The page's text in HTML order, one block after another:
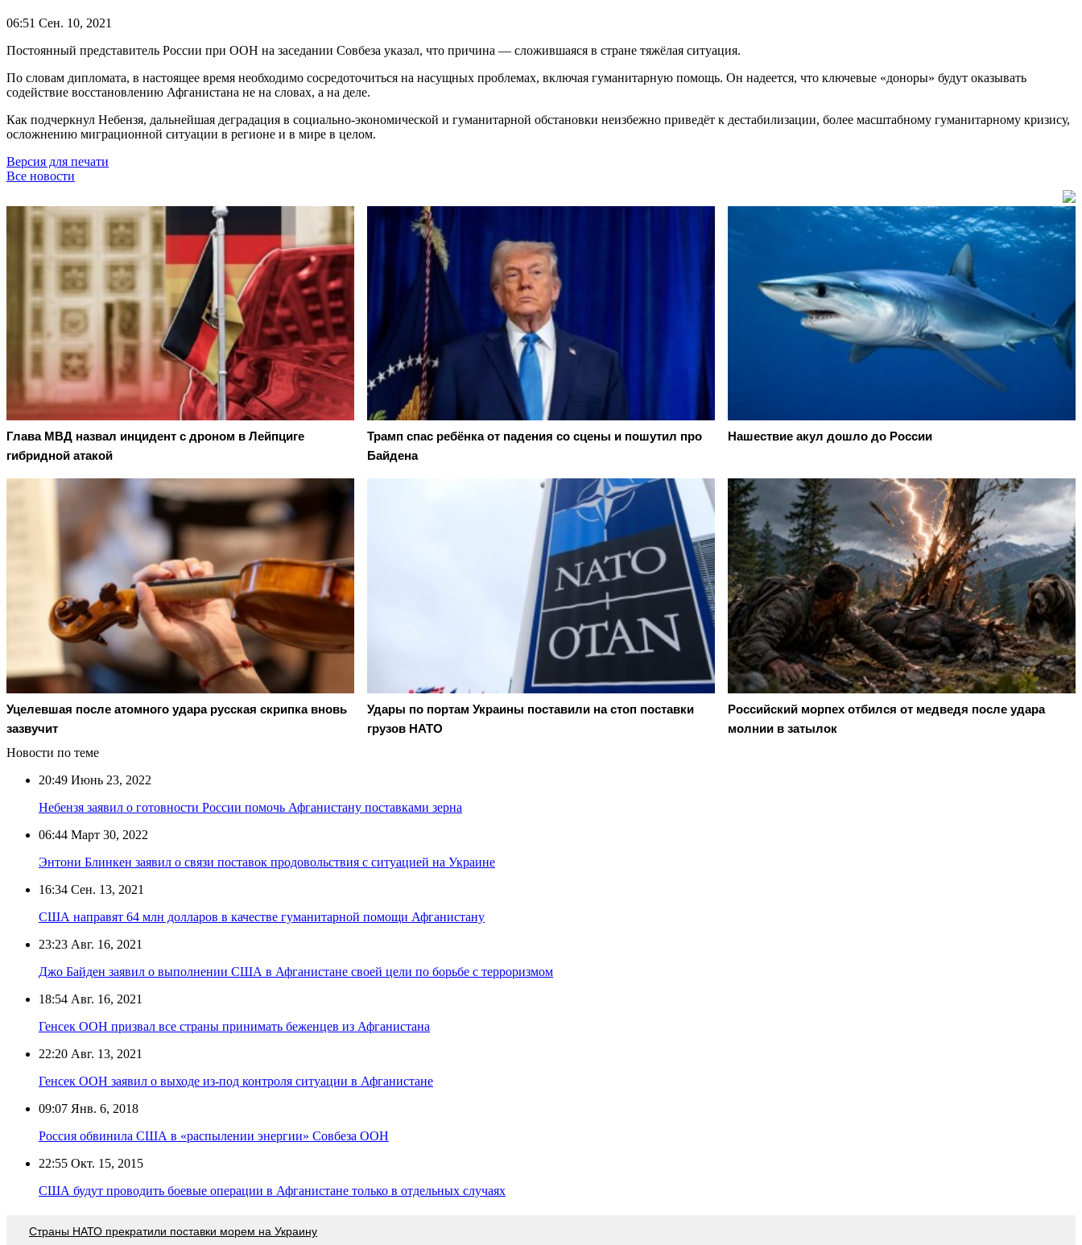
06:51 Сен. 10, 2021
Постоянный представитель России при ООН на заседании Совбеза указал, что причина — сложившаяся в стране тяжёлая ситуация.
По словам дипломата, в настоящее время необходимо сосредоточиться на насущных проблемах, включая гуманитарную помощь. Он надеется, что ключевые «доноры» будут оказывать
содействие восстановлению Афганистана не на словах, а на деле.
Как подчеркнул Небензя, дальнейшая деградация в социально-экономической и гуманитарной обстановки неизбежно приведёт к дестабилизации, более масштабному гуманитарному кризису,
осложнению миграционной ситуации в регионе и в мире в целом.
Версия для печати
Все новости
Глава МВД назвал инцидент с дроном в Лейпциге
гибридной атакой
Трамп спас ребёнка от падения со сцены и пошутил про
Байдена
Нашествие акул дошло до России
Уцелевшая после атомного удара русская скрипка вновь
зазвучит
Удары по портам Украины поставили на стоп поставки
грузов НАТО
Российский морпех отбился от медведя после удара
молнии в затылок
Новости по теме
20:49 Июнь 23, 2022
Небензя заявил о готовности России помочь Афганистану поставками зерна
06:44 Март 30, 2022
Энтони Блинкен заявил о связи поставок продовольствия с ситуацией на Украине
16:34 Сен. 13, 2021
США направят 64 млн долларов в качестве гуманитарной помощи Афганистану
23:23 Авг. 16, 2021
Джо Байден заявил о выполнении США в Афганистане своей цели по борьбе с терроризмом
18:54 Авг. 16, 2021
Генсек ООН призвал все страны принимать беженцев из Афганистана
22:20 Авг. 13, 2021
Генсек ООН заявил о выходе из-под контроля ситуации в Афганистане
09:07 Янв. 6, 2018
Россия обвинила США в «распылении энергии» Совбеза ООН
22:55 Окт. 15, 2015
США будут проводить боевые операции в Афганистане только в отдельных случаях
Страны НАТО прекратили поставки морем на Украину